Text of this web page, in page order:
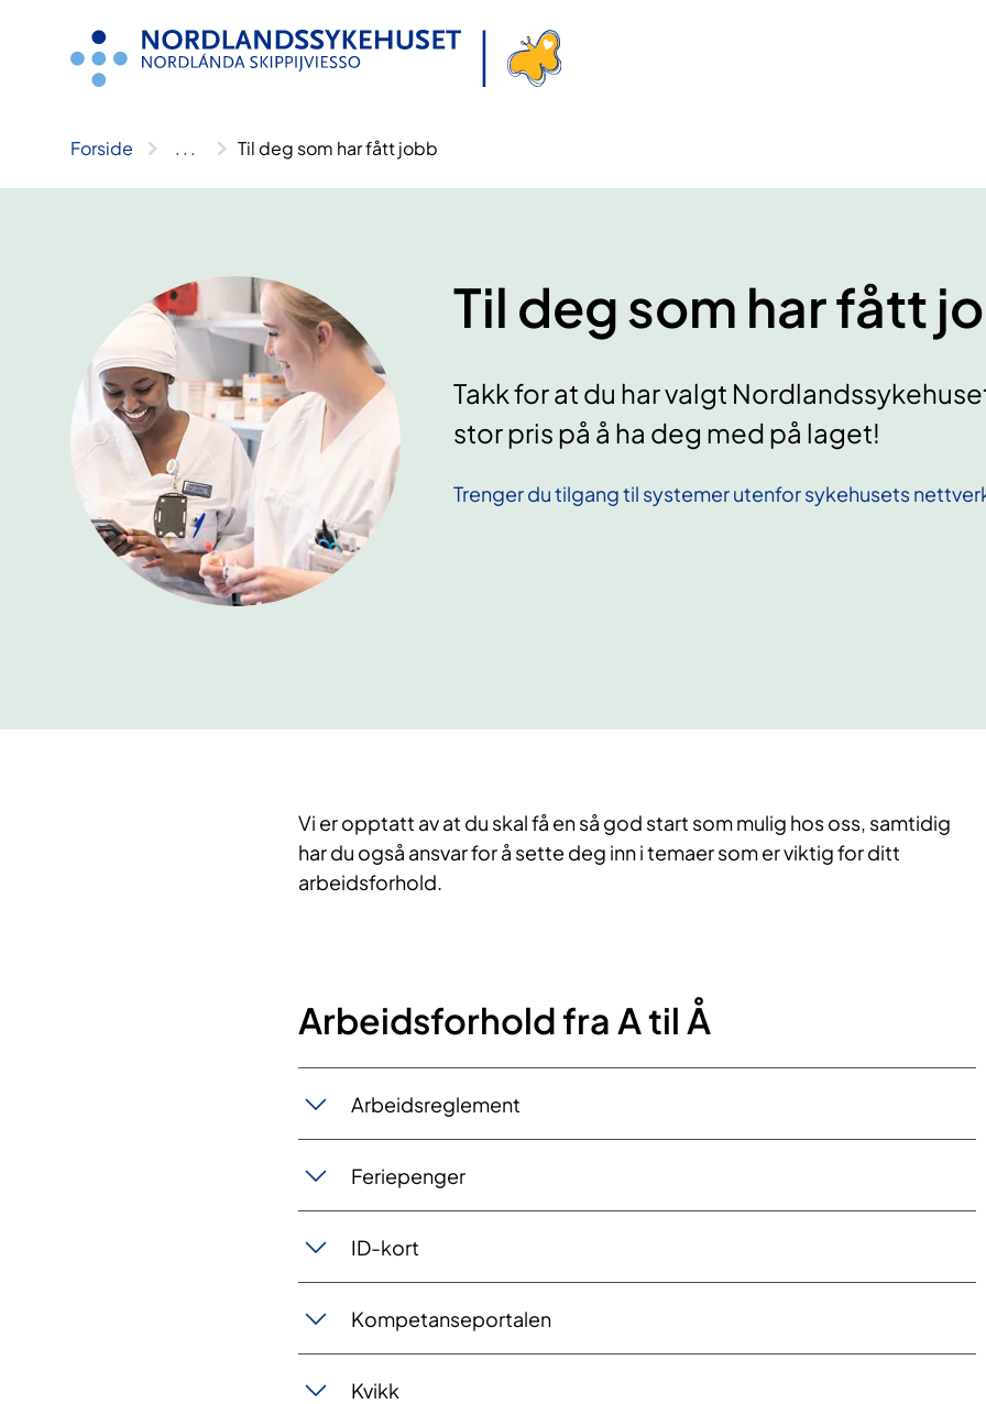
Forside .. . Til deg som har fått jobb
Til deg som har fått
Takk for at du har valgt
stor pris på å ha deg med på laget!
Trenger du tilgang til systemer utenfor sykehusets
Vi er opptatt av at du skal få en så god start som mulig hos oss, samtidig
har du også ansvar for å sette deg inn i temaer som er viktig for ditt
arbeidsforhold. ​
Arbeidsforhold fra A til Å
Arb​​eidsregl​​​ement
Ferie​​​​penger
ID-k​​o​​rt
Komp​​​etansepor​​talen
Kvikk